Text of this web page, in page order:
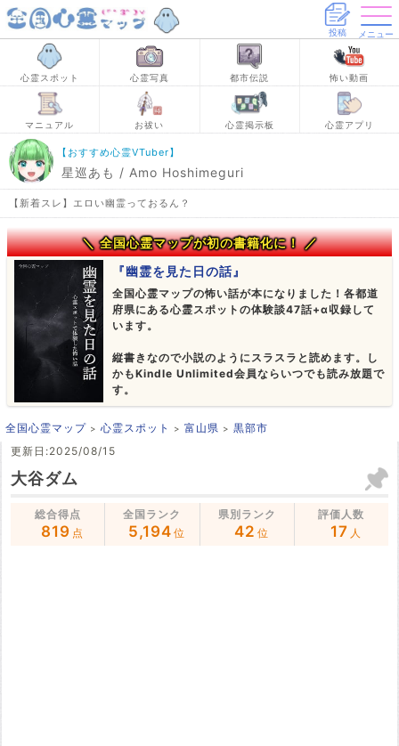
投稿 メニュー
心霊スポット 心霊写真 都市伝説 怖い動画
マニュアル お祓い 心霊掲示板 心霊アプリ
【おすすめ心霊VTuber】
星巡あも / Amo Hoshimeguri
【新着スレ】エロい幽霊っておるん？
＼ 全国心霊マップが初の書籍化に！ ／
『幽霊を見た日の話』
全国心霊マップの怖い話が本になりました！各都道
府県にある心霊スポットの体験談47話+α収録して
います。
縦書きなので小説のようにスラスラと読めます。し
かもKindle Unlimited会員ならいつでも読み放題で
す。
全国心霊マップ 心霊スポット 富山県
黒部市
更新日:2025/08/15
大谷ダム
総合得点
819 点
全国ランク
5,194 位
県別ランク
42 位
評価人数
17 人